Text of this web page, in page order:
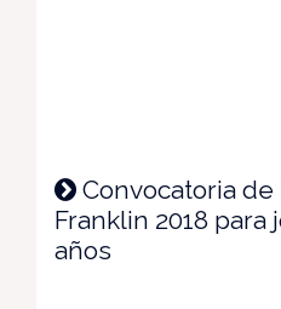
Convocatoria
Franklin 2018 para
años